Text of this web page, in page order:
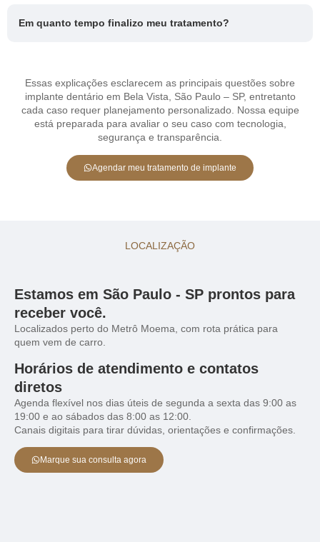
Em quanto tempo finalizo meu tratamento?
Essas explicações esclarecem as principais questões sobre
implante dentário em Bela Vista, São Paulo – SP, entretanto
cada caso requer planejamento personalizado. Nossa equipe
está preparada para avaliar o seu caso com tecnologia,
segurança e transparência.
Agendar meu tratamento de implante
LOCALIZAÇÃO
Estamos em São Paulo - SP prontos para
receber você.
Localizados perto do Metrô Moema, com rota prática para
quem vem de carro.
Horários de atendimento e contatos
diretos
Agenda flexível nos dias úteis de segunda a sexta das 9:00 as
19:00 e ao sábados das 8:00 as 12:00.
Canais digitais para tirar dúvidas, orientações e confirmações.
Marque sua consulta agora